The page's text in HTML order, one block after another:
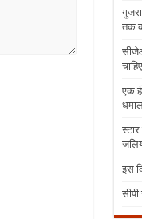
तक
एक
इस